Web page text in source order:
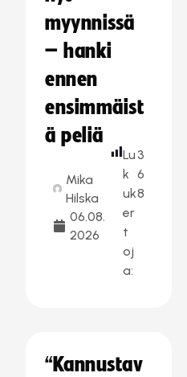
myynnissä
– hanki
ennen
ensimmäist
ä peliä
Mika
Hilska
06.08.
2026
Lu
k
uk
er
t
oj
a:
3
6
8
“Kannustav